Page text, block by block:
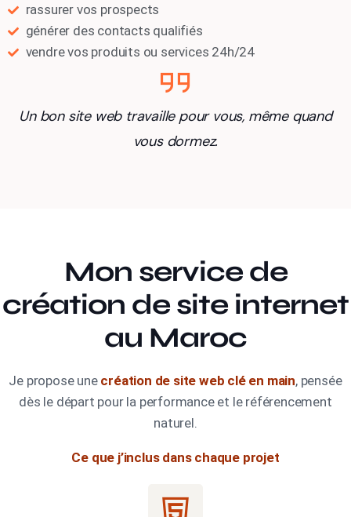
rassurer vos prospects
générer des contacts qualifiés
vendre vos produits ou services 24h/24
Un bon site web travaille pour vous, même quand
vous dormez.
Mon service de
création de site internet
au Maroc
Je propose une création de site web clé en main, pensée
dès le départ pour la performance et le référencement
naturel.
Ce que j’inclus dans chaque projet